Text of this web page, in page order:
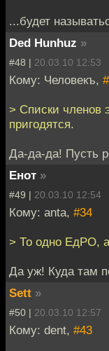
...будет
Ded Hunhuz »
#48 | 20.03.10 12:53
Кому: Человекъ,
> Списки членов
пригодятся.
Да-да-да! Пусть
Енот »
#49 | 20.03.10 12:54
Кому: anta, #34
> То одно ЕдРО,
Да уж! Куда там
Sett »
#50 | 20.03.10 12:57
Кому: dent, #43